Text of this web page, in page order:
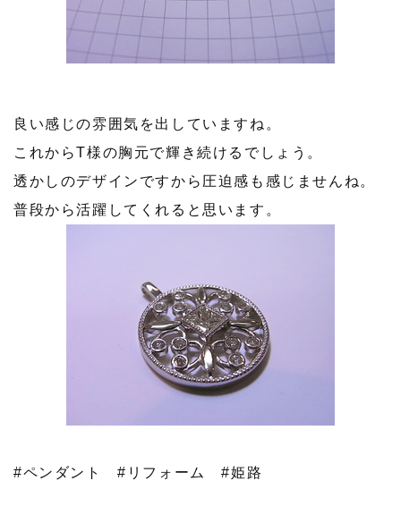
良い感じの雰囲気を出していますね。
これからT様の胸元で輝き続けるでしょう。
透かしのデザインですから圧迫感も感じませんね。
普段から活躍してくれると思います。
#ペンダント #リフォーム #姫路